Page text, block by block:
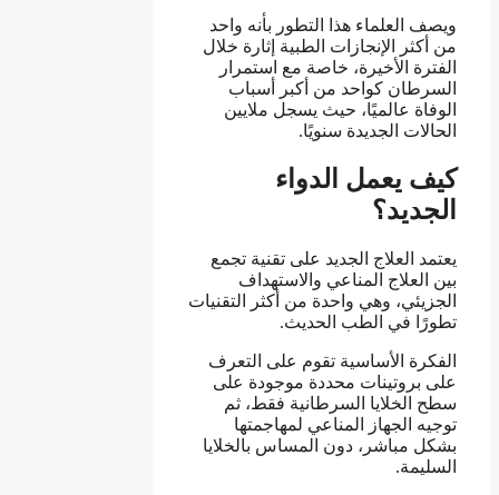
ويصف العلماء هذا التطور بأنه واحد
من أكثر الإنجازات الطبية إثارة خلال
الفترة الأخيرة، خاصة مع استمرار
السرطان كواحد من أكبر أسباب
الوفاة عالميًا، حيث يسجل ملايين
الحالات الجديدة سنويًا.
كيف يعمل الدواء
الجديد؟
يعتمد العلاج الجديد على تقنية تجمع
بين العلاج المناعي والاستهداف
الجزيئي، وهي واحدة من أكثر التقنيات
تطورًا في الطب الحديث.
الفكرة الأساسية تقوم على التعرف
على بروتينات محددة موجودة على
سطح الخلايا السرطانية فقط، ثم
توجيه الجهاز المناعي لمهاجمتها
بشكل مباشر، دون المساس بالخلايا
السليمة.